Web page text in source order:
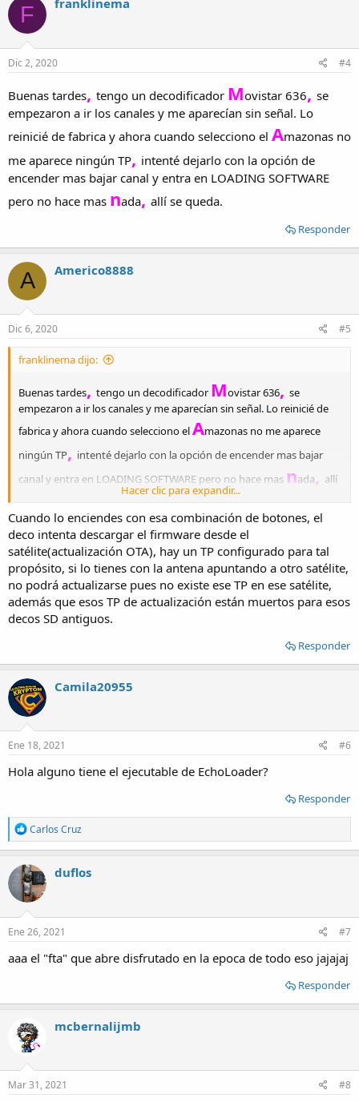
t
o
n
s
F franklinema
Dic 2, 2020 #4
Buenas tardes, tengo un decodificador Movistar 636, se
empezaron a ir los canales y me aparecían sin señal. Lo
reinicié de fabrica y ahora cuando selecciono el Amazonas no
me aparece ningún TP, intenté dejarlo con la opción de
encender mas bajar canal y entra en LOADING SOFTWARE
pero no hace mas nada, allí se queda.
Responder
A Americo8888
Dic 6, 2020 #5
franklinema dijo:
Buenas tardes, tengo un decodificador Movistar 636, se
empezaron a ir los canales y me aparecían sin señal. Lo reinicié de
fabrica y ahora cuando selecciono elAmazonas no me aparece
ningún TP, intenté dejarlo con la opción de encender mas bajar
canal y entra en LOADING SOFTWARE pero no hace mas nada, allí
Hacer clic para expandir...
Cuando lo enciendes con esa combinación de botones, el
deco intenta descargar el firmware desde el
satélite(actualización OTA), hay un TP configurado para tal
propósito, si lo tienes con la antena apuntando a otro satélite,
no podrá actualizarse pues no existe ese TP en ese satélite,
además que esos TP de actualización están muertos para esos
decos SD antiguos.
Responder
Camila20955
Ene 18, 2021 #6
Hola alguno tiene el ejecutable de EchoLoader?
Responder
R
e
a
c
t
i
o
n
s
Carlos Cruz
duflos
Ene 26, 2021 #7
aaa el "fta" que abre disfrutado en la epoca de todo eso jajajaj
Responder
mcbernalijmb
Mar 31, 2021 #8